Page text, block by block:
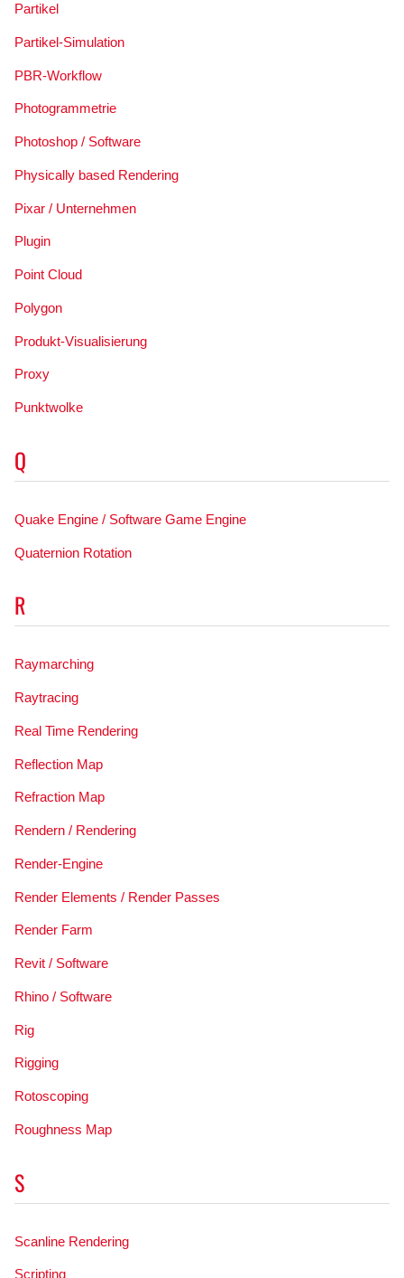
Partikel
Partikel-Simulation
PBR-Workflow
Photogrammetrie
Photoshop / Software
Physically based Rendering
Pixar / Unternehmen
Plugin
Point Cloud
Polygon
Produkt-Visualisierung
Proxy
Punktwolke
Q
Quake Engine / Software Game Engine
Quaternion Rotation
R
Raymarching
Raytracing
Real Time Rendering
Reflection Map
Refraction Map
Rendern / Rendering
Render-Engine
Render Elements / Render Passes
Render Farm
Revit / Software
Rhino / Software
Rig
Rigging
Rotoscoping
Roughness Map
S
Scanline Rendering
Scripting